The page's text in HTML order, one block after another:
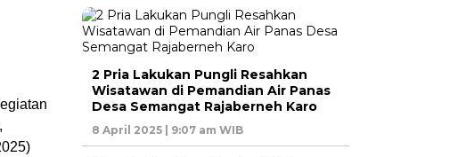
2 Pria Lakukan Pungli Resahkan
Wisatawan di Pemandian Air Panas
Desa Semangat Rajaberneh Karo
8 April 2025 | 9:07 am WIB